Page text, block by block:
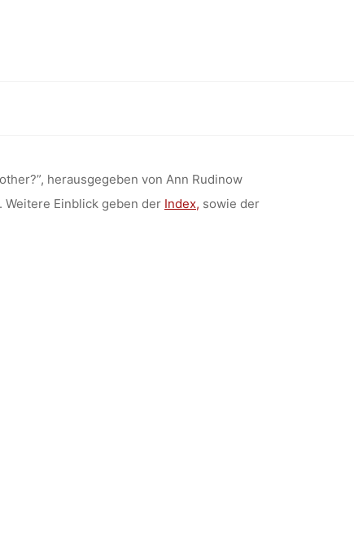
“THE
– BIG
2018)
herausgegeben von Ann Rudinow
Einblick geben der Index, sowie der